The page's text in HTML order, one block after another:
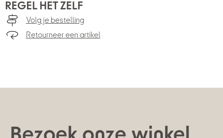
REGEL HET ZELF
Volg je bestelling
Retourneer een artikel